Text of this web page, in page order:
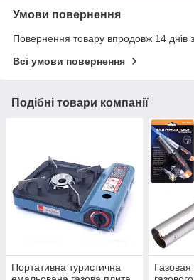
Умови повернення
Повернення товару впродовж 14 днів
Всі умови повернення
Подібні товари компанії
Портативна туристична